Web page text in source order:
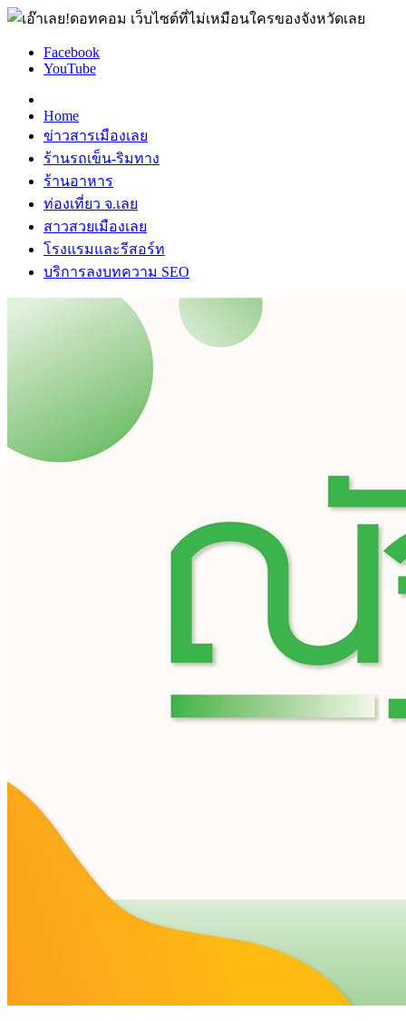
Facebook
YouTube
Home
ข่าวสารเมืองเลย
ร้านรถเข็น-ริมทาง
ร้านอาหาร
ท่องเที่ยว จ.เลย
สาวสวยเมืองเลย
โรงแรมและรีสอร์ท
บริการลงบทความ SEO